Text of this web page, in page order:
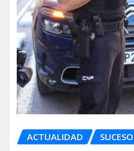
ACTUALIDAD